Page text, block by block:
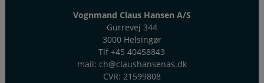
Vognmand Claus Hansen A/S
Gurrevej 344
3000 Helsingør
Tlf+45 40458843
mail: ch@claushansenas.dk
CVR: 21599808